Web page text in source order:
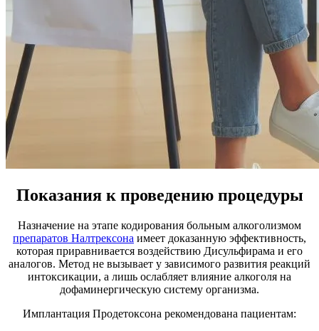
Показания к проведению процедуры
Назначение на этапе кодирования больным алкоголизмом
препаратов Налтрексона имеет доказанную эффективность,
которая приравнивается воздействию Дисульфирама и его
аналогов. Метод не вызывает у зависимого развития реакций
интоксикации, а лишь ослабляет влияние алкоголя на
дофаминергическую систему организма.
Имплантация Продетоксона рекомендована пациентам: